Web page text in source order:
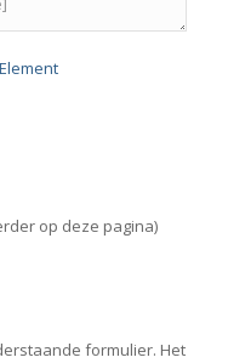
op deze pagina)
formulier. Het